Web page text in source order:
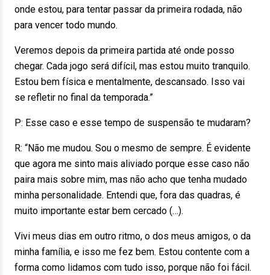
onde estou, para tentar passar da primeira rodada, não
para vencer todo mundo.
Veremos depois da primeira partida até onde posso
chegar. Cada jogo será difícil, mas estou muito tranquilo.
Estou bem física e mentalmente, descansado. Isso vai
se refletir no final da temporada.”
P: Esse caso e esse tempo de suspensão te mudaram?
R: “Não me mudou. Sou o mesmo de sempre. É evidente
que agora me sinto mais aliviado porque esse caso não
paira mais sobre mim, mas não acho que tenha mudado
minha personalidade. Entendi que, fora das quadras, é
muito importante estar bem cercado (…).
Vivi meus dias em outro ritmo, o dos meus amigos, o da
minha família, e isso me fez bem. Estou contente com a
forma como lidamos com tudo isso, porque não foi fácil.